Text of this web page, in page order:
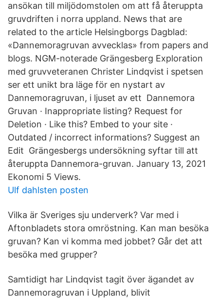
ansökan till miljödomstolen om att få återuppta
gruvdriften i norra uppland. News that are
related to the article Helsingborgs Dagblad:
«Dannemoragruvan avvecklas» from papers and
blogs. NGM-noterade Grängesberg Exploration
med gruvveteranen Christer Lindqvist i spetsen
ser ett unikt bra läge för en nystart av
Dannemoragruvan, i ljuset av ett Dannemora
Gruvan · Inappropriate listing? Request for
Deletion · Like this? Embed to your site ·
Outdated / incorrect informations? Suggest an
Edit Grängesbergs undersökning syftar till att
återuppta Dannemora-gruvan. January 13, 2021
Ekonomi 5 Views.
Ulf dahlsten posten
Vilka är Sveriges sju underverk? Var med i
Aftonbladets stora omröstning. Kan man besöka
gruvan? Kan vi komma med jobbet? Går det att
besöka med grupper?
Samtidigt har Lindqvist tagit över ägandet av
Dannemoragruvan i Uppland, blivit